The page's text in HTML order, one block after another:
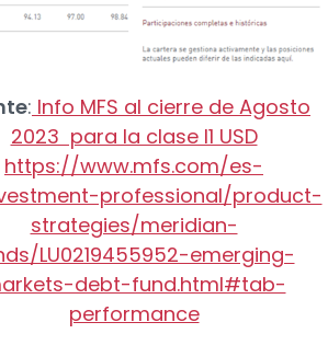
: Info MFS al cierre de Agosto
2023 para la clase I1 USD
https://www.mfs.com/es-
professional/product-
strategies/meridian-
LU0219455952-emerging-
debt-fund.html#tab-
performance